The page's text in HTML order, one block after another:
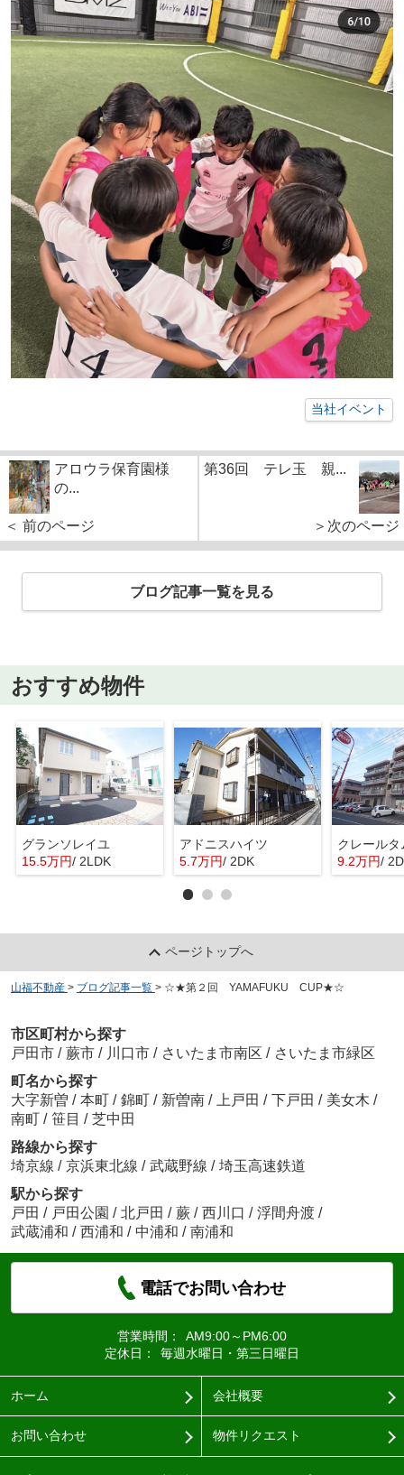
当社イベント
アロウラ保育園様
の...
＜ 前のページ
第36回 テレ玉 親...
＞次のページ
ブログ記事一覧を見る
おすすめ物件
グランソレイユ
15.5万円/ 2LDK
アドニスハイツ
5.7万円/ 2DK
クレールタ
9.2万円/
ページトップへ
山福不動産 > ブログ記事一覧 > ☆★第２回 YAMAFUKU CUP★☆
市区町村から探す
戸田市 / 蕨市 / 川口市 / さいたま市南区 / さいたま市緑区
町名から探す
大字新曽 / 本町 / 錦町 / 新曽南 / 上戸田 / 下戸田 / 美女木 /
南町 / 笹目 / 芝中田
路線から探す
埼京線 / 京浜東北線 / 武蔵野線 / 埼玉高速鉄道
駅から探す
戸田 / 戸田公園 / 北戸田 / 蕨 / 西川口 / 浮間舟渡 /
武蔵浦和 / 西浦和 / 中浦和 / 南浦和
電話でお問い合わせ
営業時間：
AM9:00～PM6:00
定休日：
毎週水曜日・第三日曜日
ホーム 会社概要
お問い合わせ 物件リクエスト